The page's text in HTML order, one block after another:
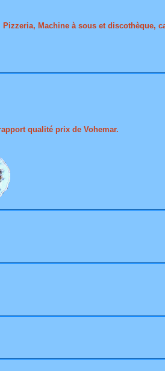
Pizzeria, Machine à sous et discothèque,
qualité prix de Vohemar.